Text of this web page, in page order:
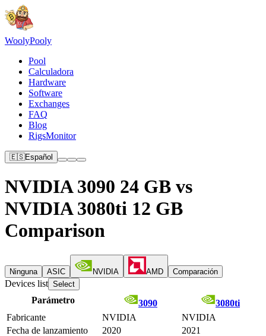
WoolyPooly
Pool
Calculadora
Hardware
Software
Exchanges
FAQ
Blog
RigsMonitor
🇪🇸Español
NVIDIA 3090 24 GB vs
NVIDIA 3080ti 12 GB
Comparison
Ninguna ASIC NVIDIA AMD Comparación
Devices list Select
Parámetro 3090
3080ti
Fabricante
NVIDIA
NVIDIA
Fecha de lanzamiento
2020
2021